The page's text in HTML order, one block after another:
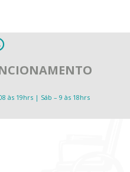
às 19hrs | Sáb – 9 às 18hrs